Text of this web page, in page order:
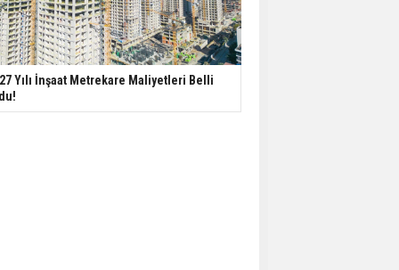
Yılı İnşaat Metrekare Maliyetleri Belli